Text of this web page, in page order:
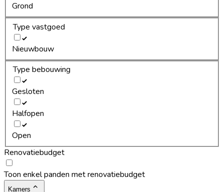
Grond
Type vastgoed
Nieuwbouw
Type bebouwing
Gesloten
Halfopen
Open
Renovatiebudget
Toon enkel panden met renovatiebudget
Kamers